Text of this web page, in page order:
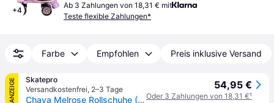
+4
Ab 3 Zahlungen von 18,31 € mit
Teste flexible Zahlungen*
Farbe Empfohlen Preis inklusive Versand
ANZEIGE
Skatepro
Versandkostenfrei, 2–3 Tage
Chaya Melrose Rollschuhe (Schwarz/Pink/Lila)
54,95 €
Oder 3 Zahlungen von 18,31 €¹